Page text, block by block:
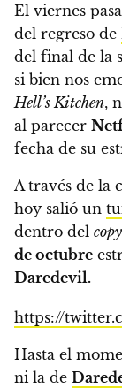
El viernes
del regreso de
del final de la
si bien nos
Hell’s Kitchen,
al parecer
fecha de su
A través de la
hoy salió un
dentro del copy
de octubre
Daredevil.
https://
Hasta el
ni la de